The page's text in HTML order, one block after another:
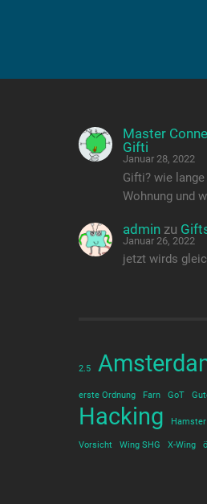
Master
Gifti
Januar 28, 2022
Gifti? wie
Wohnung und
admin zu
Januar 26, 2022
jetzt wirds
2.5
erste Ordnung Farn GoT
Hacking
Hamster
Vorsicht Wing SHG X-Wing